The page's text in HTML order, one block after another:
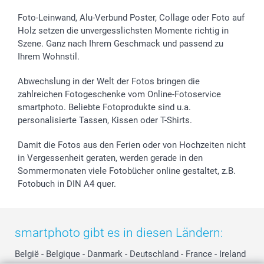
Sticker & Etiketten
Geschenk-Gutscheine (PDF)
Presse
Partnerprogramme
Investor Relations
Widerrufsrecht
Kommunion & Konfirmation
Hochzeit
Geburtstag
Zu allen Anlässen
48h Lieferung
Zahlungsmöglichkeiten
Anmelden /Registrieren
Status der Bestellung
smartfriends
smartgarantie
smartbonus
Foto-Leinwand, Alu-Verbund Poster, Collage oder Foto auf
Holz setzen die unvergesslichsten Momente richtig in
Szene. Ganz nach Ihrem Geschmack und passend zu
Ihrem Wohnstil.
Abwechslung in der Welt der Fotos bringen die
zahlreichen Fotogeschenke vom Online-Fotoservice
smartphoto. Beliebte Fotoprodukte sind u.a.
personalisierte Tassen, Kissen oder T-Shirts.
Damit die Fotos aus den Ferien oder von Hochzeiten nicht
in Vergessenheit geraten, werden gerade in den
Sommermonaten viele Fotobücher online gestaltet, z.B.
Fotobuch in DIN A4 quer.
smartphoto gibt es in diesen Ländern:
België - Belgique - Danmark - Deutschland - France - Ireland